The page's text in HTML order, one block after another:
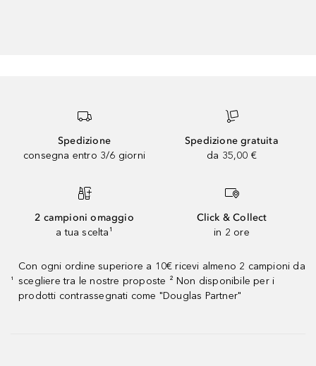
Spedizione
consegna entro 3/6 giorni
Spedizione gratuita
da 35,00 €
2 campioni omaggio
a tua scelta¹
Click & Collect
in 2 ore
¹
Con ogni ordine superiore a 10€ ricevi almeno 2 campioni da
scegliere tra le nostre proposte ² Non disponibile per i
prodotti contrassegnati come "Douglas Partner"